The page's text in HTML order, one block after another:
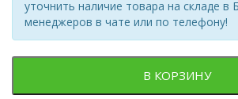
уточнить наличие товара на складе в
менеджеров в чате или по телефону!
В КОРЗИНУ